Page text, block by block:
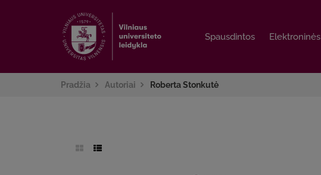
Spausdintos Elektroninės
Spausdintos Elektroninės
Pradžia Autoriai Roberta Stonkutė